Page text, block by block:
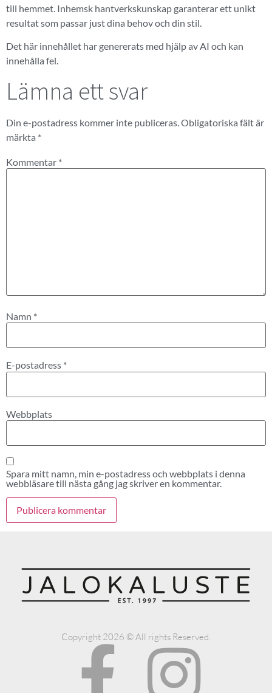
till hemmet. Inhemsk hantverkskunskap garanterar ett unikt
resultat som passar just dina behov och din stil.
Det här innehållet har genererats med hjälp av AI och kan
innehålla fel.
Lämna ett svar
Din e-postadress kommer inte publiceras.Obligatoriska fält är
märkta *
Kommentar *
Namn *
E-postadress *
Webbplats
Spara mitt namn, min e-postadress och webbplats i denna
webbläsare till nästa gång jag skriver en kommentar.
Copyright 2026 © All rights Reserved.